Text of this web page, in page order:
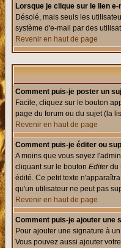
Lorsque je clique sur le lien
Désolé, mais seuls les
système d'e-mail par des
Revenir en haut de page
Comment puis-je poster un
Facile, cliquez sur le bouton
page du forum ou du sujet (la
Revenir en haut de page
Comment puis-je éditer ou
A moins que vous soyez
cliquant sur le bouton Editerdu
édité. Ce petit texte
qu'un utilisateur ne peut pas
Revenir en haut de page
Comment puis-je ajouter une
Pour ajouter une signature à
Vous pouvez aussi ajouter